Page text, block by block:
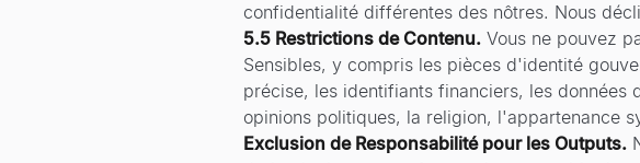
confidentialité différentes des nôtres. Nous
5.5 Restrictions de Contenu. Vous ne pouvez
Sensibles, y compris les pièces d'identité
précise, les identifiants financiers, les données
opinions politiques, la religion, l'appartenance
Exclusion de Responsabilité pour les Outputs.